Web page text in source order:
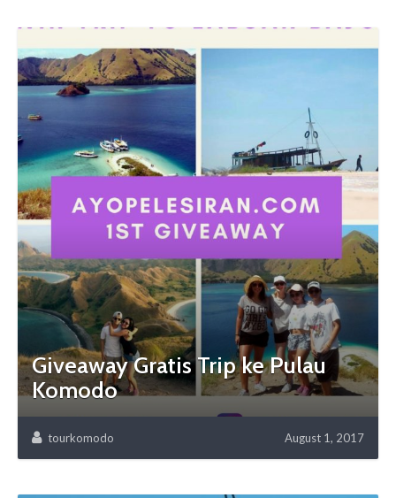
Giveaway Gratis Trip ke Pulau
Komodo
tourkomodo August 1, 2017